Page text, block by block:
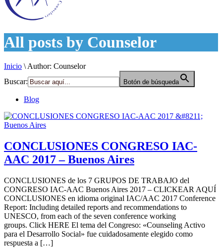
All posts by Counselor
Inicio \ Author: Counselor
Buscar:
Botón de búsqueda
Blog
CONCLUSIONES CONGRESO IAC-
AAC 2017 – Buenos Aires
CONCLUSIONES de los 7 GRUPOS DE TRABAJO del
CONGRESO IAC-AAC Buenos Aires 2017 – CLICKEAR AQUÍ
CONCLUSIONES en idioma original IAC/AAC 2017 Conference
Report: Including detailed reports and recommendations to
UNESCO, from each of the seven conference working
groups. Click HERE El tema del Congreso: «Counseling Activo
para el Desarrollo Social» fue cuidadosamente elegido como
respuesta a […]